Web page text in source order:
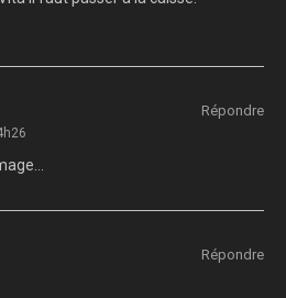
Répondre
Répondre